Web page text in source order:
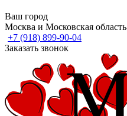
Ваш город
Москва и Московская область
+7 (918) 899-90-04
Заказать звонок